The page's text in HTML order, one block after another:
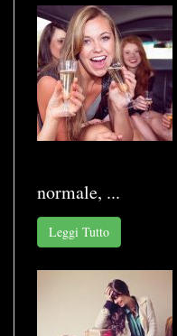
normale, ...
Leggi Tutto